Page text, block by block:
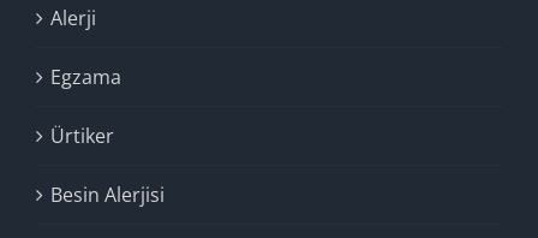
Alerji
Egzama
Ürtiker
Besin Alerjisi